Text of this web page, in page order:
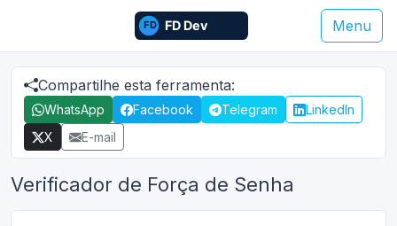
Menu
Compartilhe esta ferramenta:
WhatsApp Facebook Telegram
LinkedIn
X
E-mail
Verificador de Força de Senha